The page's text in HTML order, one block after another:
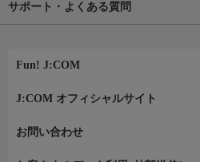
サポート・よくある質問
Fun! J:COM
J:COM オフィシャルサイト
お問い合わせ